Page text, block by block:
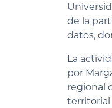
de la
datos,
La
por
regional
territorial